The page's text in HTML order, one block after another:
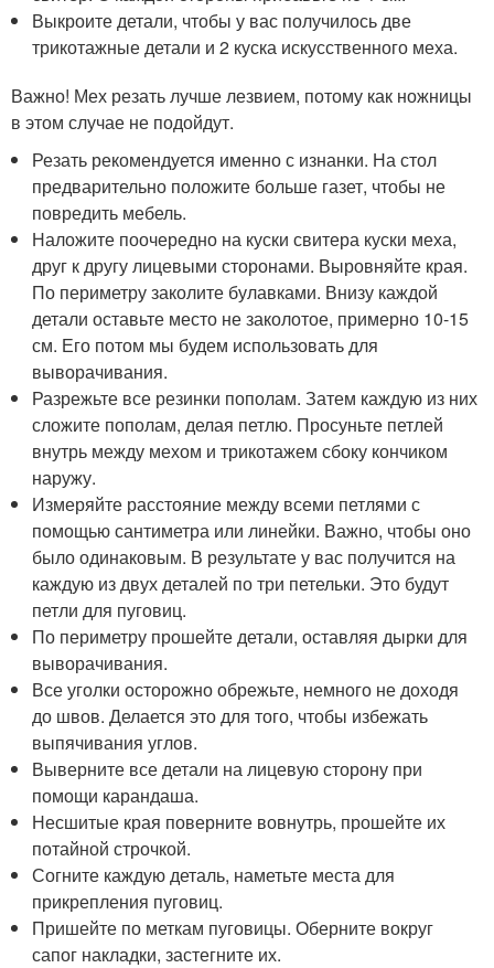
Выкроите детали, чтобы у вас получилось две
трикотажные детали и 2 куска искусственного меха.
Важно! Мех резать лучше лезвием, потому как ножницы
в этом случае не подойдут.
Резать рекомендуется именно с изнанки. На стол
предварительно положите больше газет, чтобы не
повредить мебель.
Наложите поочередно на куски свитера куски меха,
друг к другу лицевыми сторонами. Выровняйте края.
По периметру заколите булавками. Внизу каждой
детали оставьте место не заколотое, примерно 10-15
см. Его потом мы будем использовать для
выворачивания.
Разрежьте все резинки пополам. Затем каждую из них
сложите пополам, делая петлю. Просуньте петлей
внутрь между мехом и трикотажем сбоку кончиком
наружу.
Измеряйте расстояние между всеми петлями с
помощью сантиметра или линейки. Важно, чтобы оно
было одинаковым. В результате у вас получится на
каждую из двух деталей по три петельки. Это будут
петли для пуговиц.
По периметру прошейте детали, оставляя дырки для
выворачивания.
Все уголки осторожно обрежьте, немного не доходя
до швов. Делается это для того, чтобы избежать
выпячивания углов.
Выверните все детали на лицевую сторону при
помощи карандаша.
Несшитые края поверните вовнутрь, прошейте их
потайной строчкой.
Согните каждую деталь, наметьте места для
прикрепления пуговиц.
Пришейте по меткам пуговицы. Оберните вокруг
сапог накладки, застегните их.